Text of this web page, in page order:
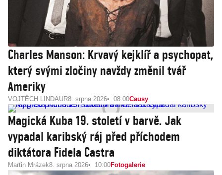
Charles Manson: Krvavý kejklíř a psychopat,
který svými zločiny navždy změnil tvář
Ameriky
VOJTĚCH LINDAUR8. srpna 2026 08:00Causy
Magická Kuba 19. století v barvě. Jak
vypadal karibský ráj před příchodem
diktátora Fidela Castra
Martin Mrázek8. srpna 2026 10:00Fotogalerie